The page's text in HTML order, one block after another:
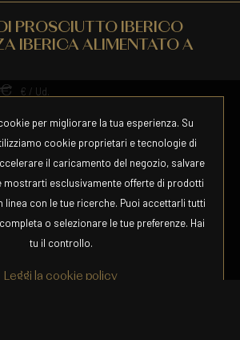
PROSCIUTTO IBERICO
IBERICA ALIMENTATO A
€ / Ud.
Accessibilità
per migliorare la tua esperienza. Su
cookie proprietari e tecnologie di
il caricamento del negozio, salvare
mostrarti esclusivamente offerte di prodotti
linea con le tue ricerche. Puoi accettarli tutti
o selezionare le tue preferenze. Hai
tu il controllo.
Leggi la cookie policy